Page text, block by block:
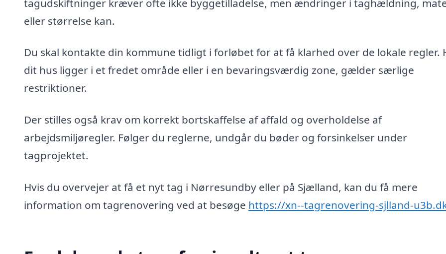
eller størrelse kan.
Du skal kontakte din kommune tidligt i forløbet for at få klarhed over de lokale regler.
dit hus ligger i et fredet område eller i en bevaringsværdig zone, gælder særlige
restriktioner.
Der stilles også krav om korrekt bortskaffelse af affald og overholdelse af
arbejdsmiljøregler. Følger du reglerne, undgår du bøder og forsinkelser under
tagprojektet.
Hvis du overvejer at få et nyt tag i Nørresundby eller på Sjælland, kan du få mere
information om tagrenovering ved at besøge https://xn--tagrenovering-sjlland-